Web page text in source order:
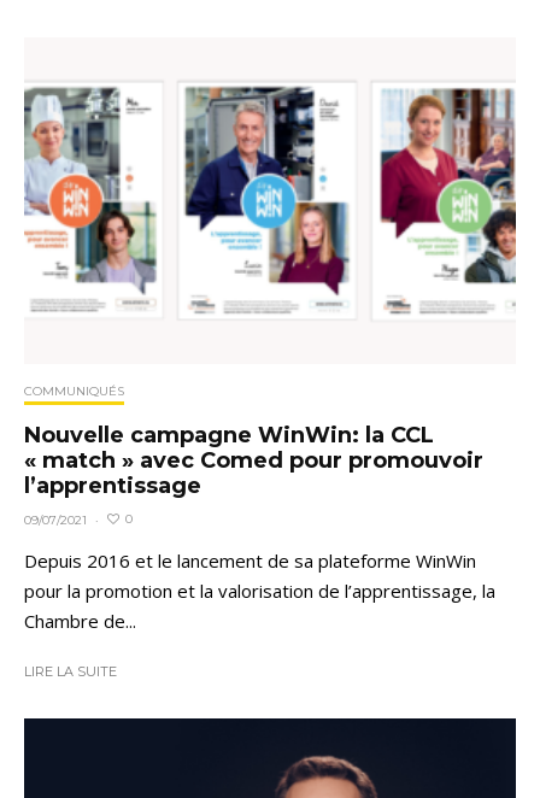
COMMUNIQUÉS
Nouvelle campagne WinWin: la CCL
« match » avec Comed pour promouvoir
l’apprentissage
09/07/2021 · 0
Depuis 2016 et le lancement de sa plateforme WinWin
pour la promotion et la valorisation de l’apprentissage, la
Chambre de...
LIRE LA SUITE